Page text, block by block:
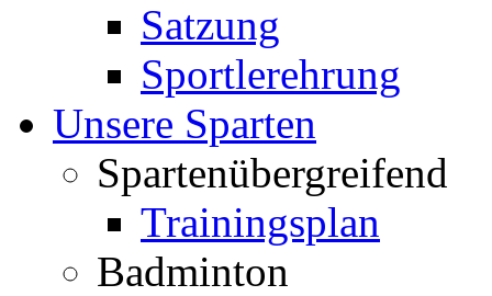
Satzung
Sportlerehrung
Unsere Sparten
Spartenübergreifend
Trainingsplan
Badminton